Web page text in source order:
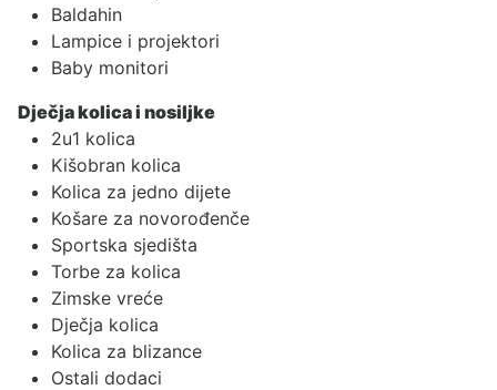
Baldahin
Lampice i projektori
Baby monitori
Dječja kolica i nosiljke
2u1 kolica
Kišobran kolica
Kolica za jedno dijete
Košare za novorođenče
Sportska sjedišta
Torbe za kolica
Zimske vreće
Dječja kolica
Kolica za blizance
Ostali dodaci